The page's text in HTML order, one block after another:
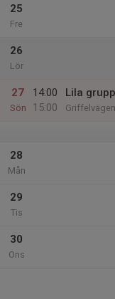
25
Fre
26
Lör
27
Sön
14:00
15:00
Lila
28
Mån
29
Tis
30
Ons